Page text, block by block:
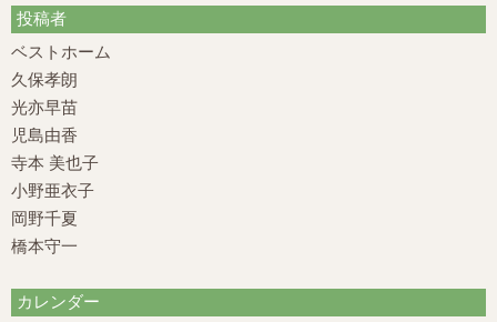
投稿者
ベストホーム
久保孝朗
光亦早苗
児島由香
寺本 美也子
小野亜衣子
岡野千夏
橋本守一
カレンダー